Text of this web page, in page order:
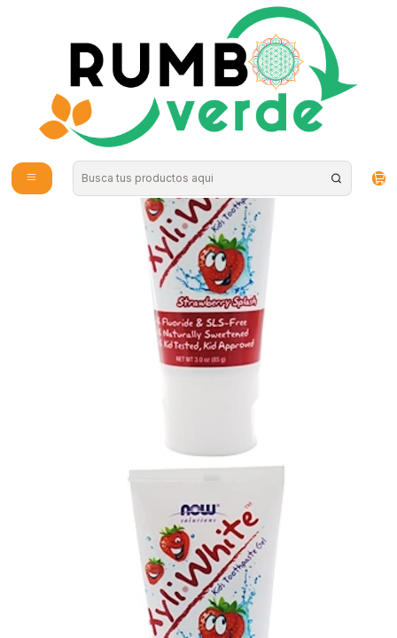
Envío gratis por compras sobre los 59.990 en la provincia de Santiago
Higiene Personal
Pasta de Dientes Xyli White niños 85g Now